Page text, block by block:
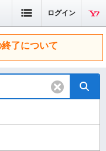
ログイン
了について